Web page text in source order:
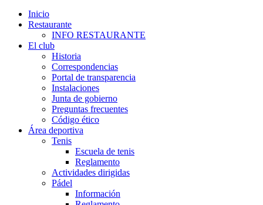
Inicio
Restaurante
INFO RESTAURANTE
El club
Historia
Correspondencias
Portal de transparencia
Instalaciones
Junta de gobierno
Preguntas frecuentes
Código ético
Área deportiva
Tenis
Escuela de tenis
Reglamento
Actividades dirigidas
Pádel
Información